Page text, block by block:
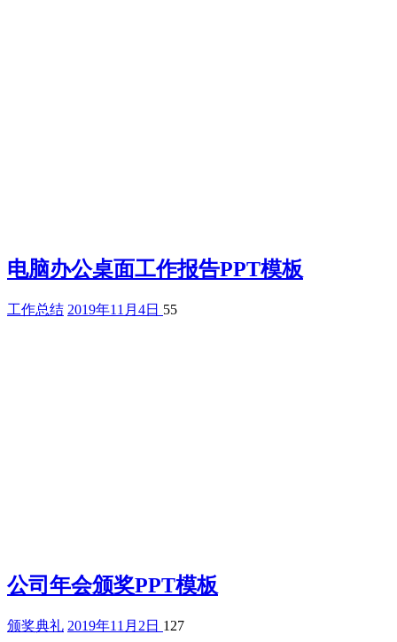
电脑办公桌面工作报告PPT模板
工作总结 2019年11月4日 55
公司年会颁奖PPT模板
颁奖典礼 2019年11月2日 127